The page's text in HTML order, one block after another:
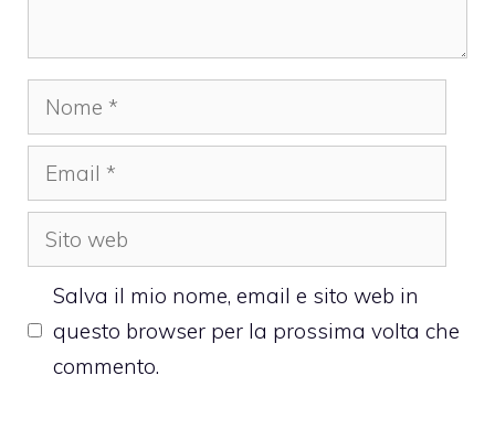
Nome
Email
Sito
web
Salva il mio nome, email e sito web in
questo browser per la prossima volta che
commento.